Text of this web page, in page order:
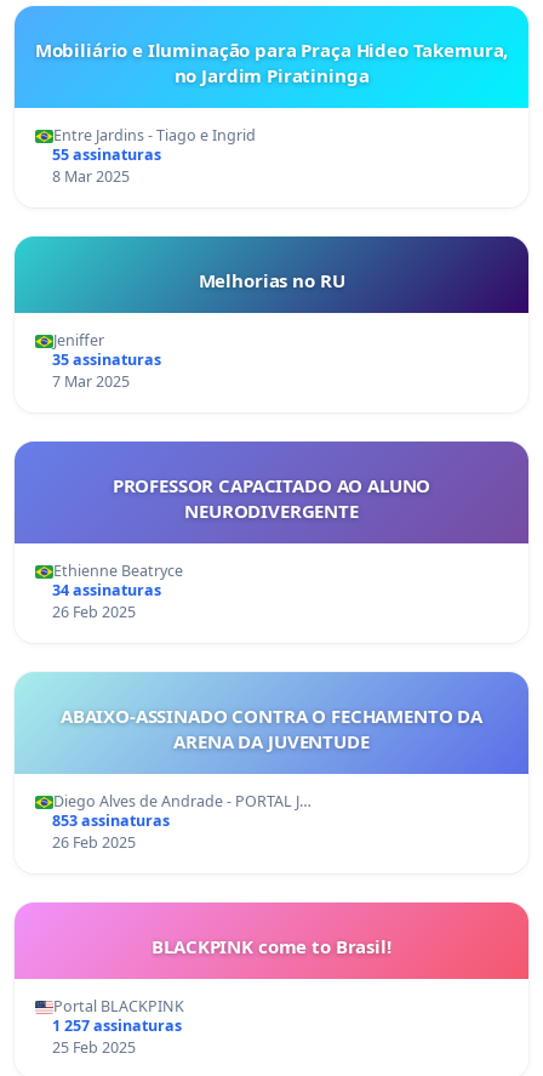
Mobiliário e Iluminação para Praça Hideo Takemura,
no Jardim Piratininga
Entre Jardins - Tiago e Ingrid
55 assinaturas
8 Mar 2025
Melhorias no RU
Jeniffer
35 assinaturas
7 Mar 2025
PROFESSOR CAPACITADO AO ALUNO
NEURODIVERGENTE
Ethienne Beatryce
34 assinaturas
26 Feb 2025
ABAIXO-ASSINADO CONTRA O FECHAMENTO DA
ARENA DA JUVENTUDE
Diego Alves de Andrade - PORTAL J…
853 assinaturas
26 Feb 2025
BLACKPINK come to Brasil!
Portal BLACKPINK
1 257 assinaturas
25 Feb 2025